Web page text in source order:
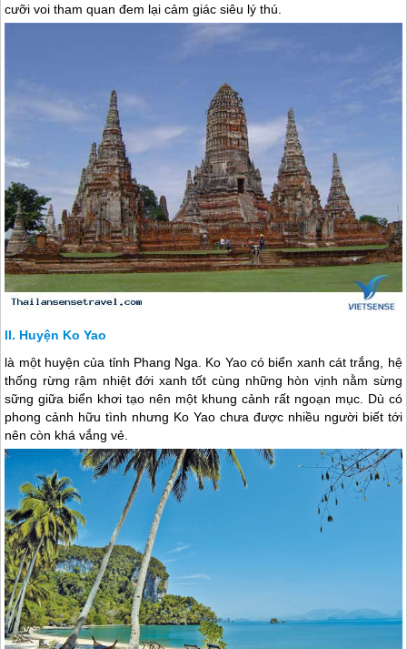
cưỡi voi tham quan đem lại cảm giác siêu lý thú.
Huyện Ko Yao
là một huyện của tỉnh Phang Nga. Ko Yao có biển xanh cát trắng, hệ
thống rừng rậm nhiệt đới xanh tốt cùng những hòn vịnh nằm sừng
sững giữa biển khơi tạo nên một khung cảnh rất ngoạn mục. Dù có
phong cảnh hữu tình nhưng Ko Yao chưa được nhiều người biết tới
nên còn khá vắng vẻ.